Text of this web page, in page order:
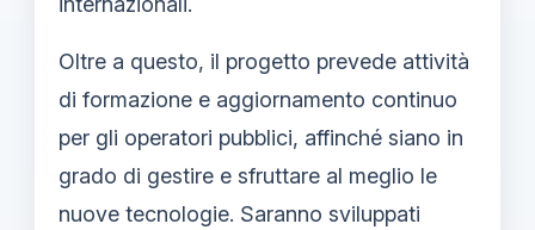
Oltre a questo, il progetto prevede attività
di formazione e aggiornamento continuo
per gli operatori pubblici, affinché siano in
grado di gestire e sfruttare al meglio le
nuove tecnologie. Saranno sviluppati